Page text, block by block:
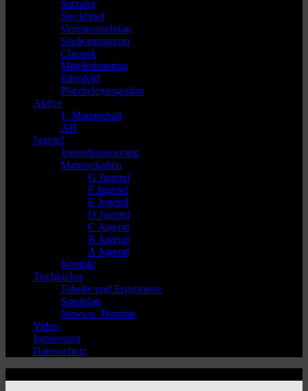
Satzung
Steckbrief
Vereinsspielplan
Stadionmagazin
Chronik
Mitgliedsantrag
Ellenfeld
Platzbelegungsplan
Aktive
1. Mannschaft
AH
Jugend
Jugendsponsoring
Mannschaften
G Jugend
F Jugend
E Jugend
D Jugend
C Jugend
B Jugend
A Jugend
Kontakt
Tischkicker
Tabelle und Ergebnisse
Spielplan
News u. Termine
Video
Impressum
Datenschutz